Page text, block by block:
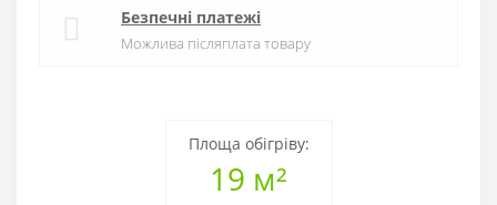
Площа обігріву:
19 м²
Безпечні платежі
Можлива післяплата товару